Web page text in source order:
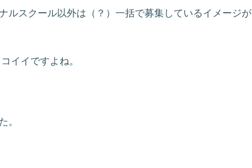
ルスクール以外は（？）一括で募集しているイメージが
イイですよね。
。